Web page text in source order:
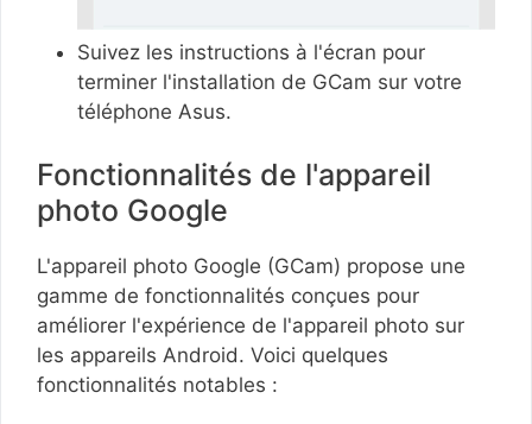
Suivez les instructions à l'écran pour
terminer l'installation de GCam sur votre
téléphone Asus.
Fonctionnalités de l'appareil
photo Google
L'appareil photo Google (GCam) propose une
gamme de fonctionnalités conçues pour
améliorer l'expérience de l'appareil photo sur
les appareils Android. Voici quelques
fonctionnalités notables :